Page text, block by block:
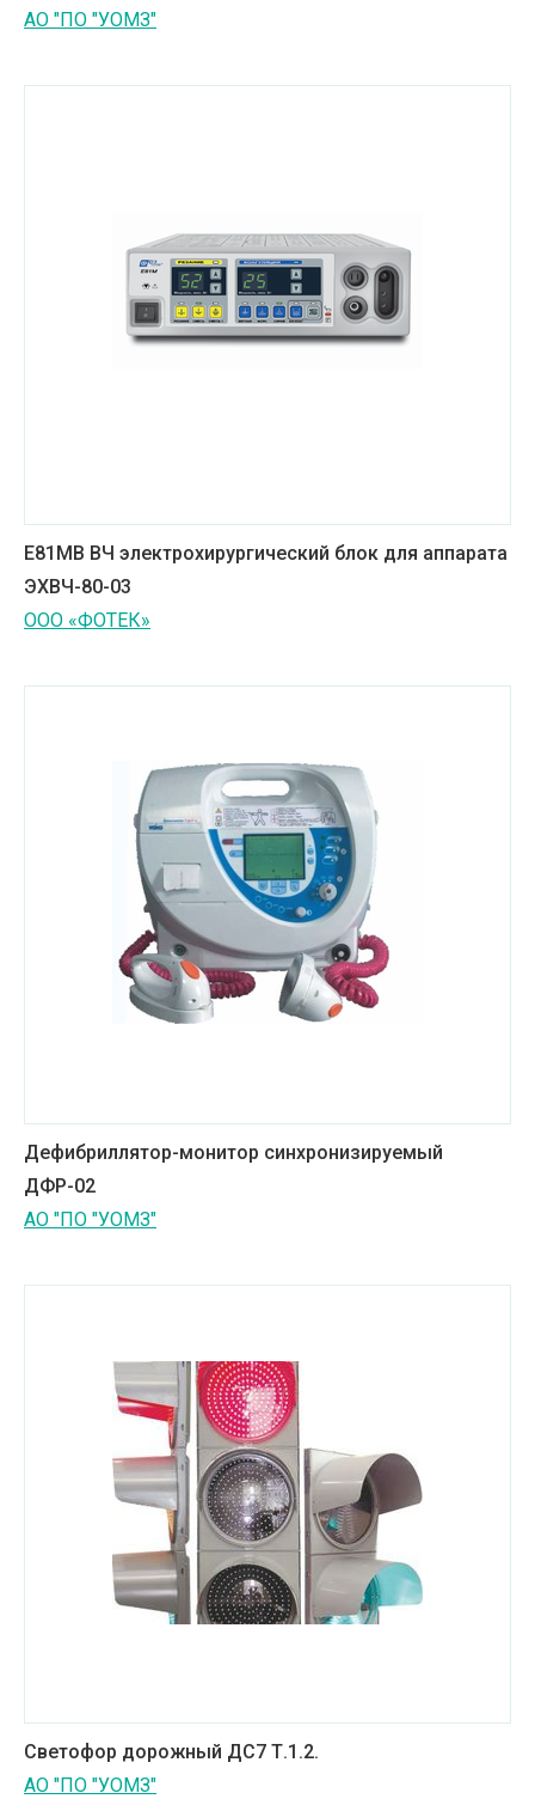
АО "ПО "УОМЗ"
Е81МВ ВЧ электрохирургический блок для аппарата
ЭХВЧ-80-03
ООО «ФОТЕК»
Дефибриллятор-монитор синхронизируемый
ДФР-02
АО "ПО "УОМЗ"
Светофор дорожный ДС7 Т.1.2.
АО "ПО "УОМЗ"